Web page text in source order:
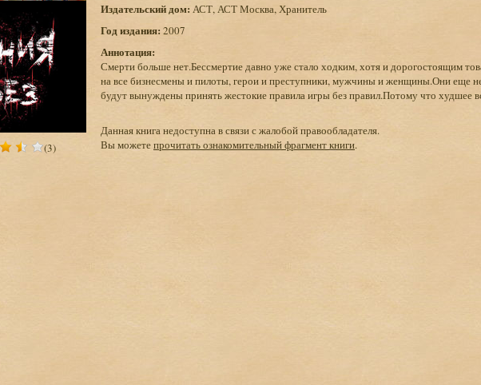
(3)
Издательский дом: АСТ, АСТ Москва, Хранитель
Год издания: 2007
Аннотация:
Смерти больше нет.Бессмертие давно уже стало ходким, хотя и дорогостоящим
на все бизнесмены и пилоты, герои и преступники, мужчины и женщины.Они еще
будут вынуждены принять жестокие правила игры без правил.Потому что худшее
Данная книга недоступна в связи с жалобой правообладателя.
Вы можетепрочитать ознакомительный фрагмент книги.